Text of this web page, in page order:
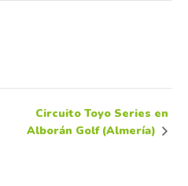
Circuito Toyo Series en
Alborán Golf (Almería)